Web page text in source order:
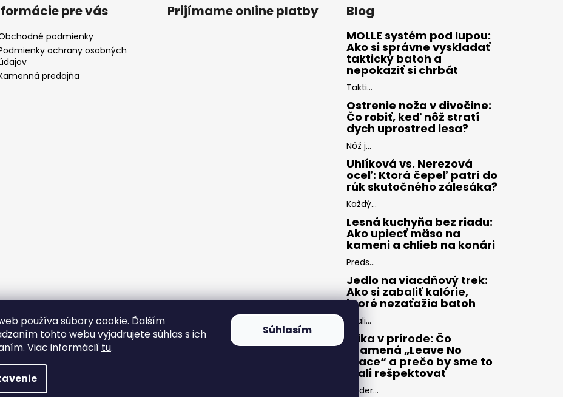
používa súbory cookie. Ďalším
tohto webu vyjadrujete súhlas s ich
Viac informácií tu.
Súhlasím
pre vás
podmienky
ochrany osobných
predajňa
Prijímame online platby Blog
MOLLE systém pod lupou:
Ako si správne vyskladať
taktický batoh a
nepokaziť si chrbát
Takti...
Ostrenie noža v divočine:
Čo robiť, keď nôž stratí
dych uprostred lesa?
Nôž j...
Uhlíková vs. Nerezová
oceľ: Ktorá čepeľ patrí do
rúk skutočného zálesáka?
Každý...
Lesná kuchyňa bez riadu:
Ako upiecť mäso na
kameni a chlieb na konári
Preds...
Jedlo na viacdňový trek:
Ako si zabaliť kalórie,
ktoré nezaťažia batoh
Zbali...
Etika v prírode: Čo
znamená „Leave No
Trace“ a prečo by sme to
mali rešpektovať
Moder...